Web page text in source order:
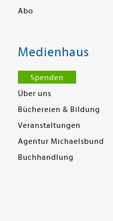
Abo
Medienhaus
Spenden
Über uns
Büchereien & Bildung
Veranstaltungen
Agentur Michaelsbund
Buchhandlung